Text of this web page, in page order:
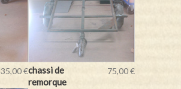
35,00 €chassi de
remorque
75,00 €